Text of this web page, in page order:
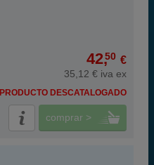
42,50 €
35,12 € iva ex
PRODUCTO DESCATALOGADO
comprar >